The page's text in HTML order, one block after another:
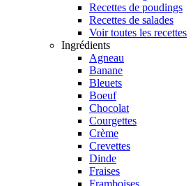
Recettes de poudings
Recettes de salades
Voir toutes les recettes
Ingrédients
Agneau
Banane
Bleuets
Boeuf
Chocolat
Courgettes
Crème
Crevettes
Dinde
Fraises
Framboises